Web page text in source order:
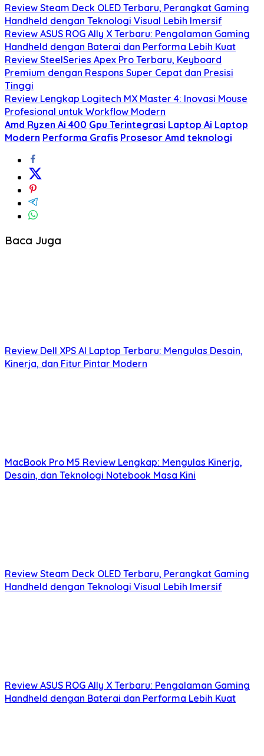
Review Steam Deck OLED Terbaru, Perangkat Gaming
Handheld dengan Teknologi Visual Lebih Imersif
Review ASUS ROG Ally X Terbaru: Pengalaman Gaming
Handheld dengan Baterai dan Performa Lebih Kuat
Review SteelSeries Apex Pro Terbaru, Keyboard
Premium dengan Respons Super Cepat dan Presisi
Tinggi
Review Lengkap Logitech MX Master 4: Inovasi Mouse
Profesional untuk Workflow Modern
Amd Ryzen Ai 400 Gpu Terintegrasi Laptop Ai Laptop
Modern Performa Grafis Prosesor Amd teknologi
Baca Juga
Review Dell XPS AI Laptop Terbaru: Mengulas Desain,
Kinerja, dan Fitur Pintar Modern
MacBook Pro M5 Review Lengkap: Mengulas Kinerja,
Desain, dan Teknologi Notebook Masa Kini
Review Steam Deck OLED Terbaru, Perangkat Gaming
Handheld dengan Teknologi Visual Lebih Imersif
Review ASUS ROG Ally X Terbaru: Pengalaman Gaming
Handheld dengan Baterai dan Performa Lebih Kuat